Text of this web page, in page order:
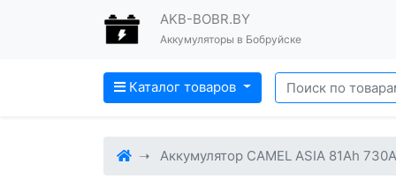
AKB-BOBR.BY
Аккумуляторы в Бобруйске
Каталог товаров
Аккумулятор CAMEL ASIA 81Ah